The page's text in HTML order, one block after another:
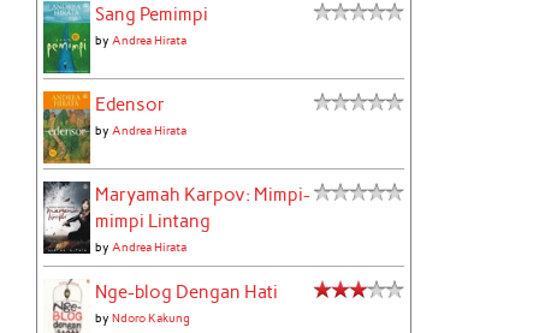
Sang Pemimpi
byAndrea Hirata
Edensor
byAndrea Hirata
Maryamah Karpov: Mimpi-
mimpi Lintang
byAndrea Hirata
Nge-blog Dengan Hati
byNdoro Kakung